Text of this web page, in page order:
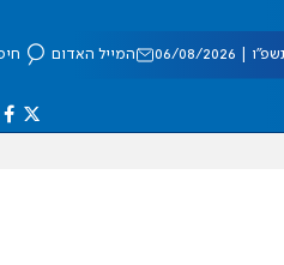
08/2026 המייל האדום